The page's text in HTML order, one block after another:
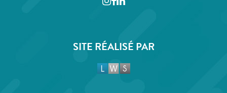
SITE RÉALISÉ PAR